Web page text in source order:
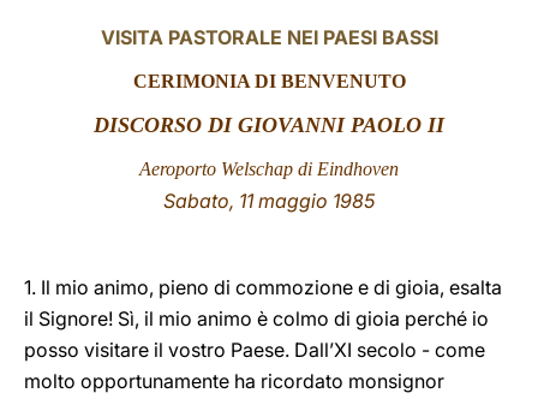
VISITA PASTORALE NEI PAESI BASSI
CERIMONIA DI BENVENUTO
DISCORSO DI GIOVANNI PAOLO II
Aeroporto Welschap di Eindhoven
Sabato, 11 maggio 1985
1. Il mio animo, pieno di commozione e di gioia, esalta
il Signore! Sì, il mio animo è colmo di gioia perché io
posso visitare il vostro Paese. Dall’XI secolo - come
molto opportunamente ha ricordato monsignor